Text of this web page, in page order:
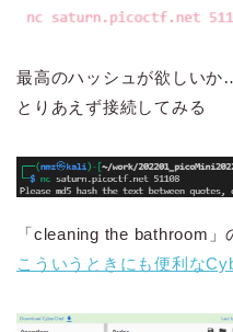
最高のハッシュが欲しいか
とりあえず接続してみる
「cleaning the bathroom」
こういうときにも便利な